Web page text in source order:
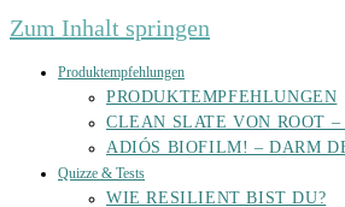
Zum Inhalt springen
Produktempfehlungen
PRODUKTEMPFEHLUNGEN
CLEAN SLATE VON ROOT
ADIÓS BIOFILM! – DARM
Quizze & Tests
WIE RESILIENT BIST DU?